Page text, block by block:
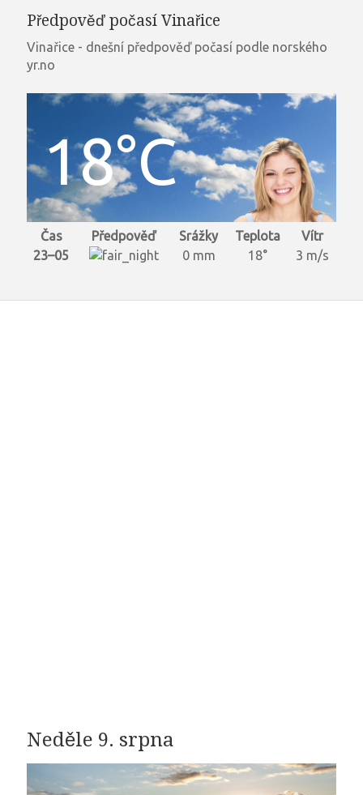
Předpověď počasí Vinařice
Vinařice - dnešní předpověď počasí podle norského
yr.no
18°C
Čas Předpověď Srážky Teplota
Vítr
23–05
0 mm 18° 3 m/s
Neděle 9. srpna